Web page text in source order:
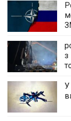
з
У